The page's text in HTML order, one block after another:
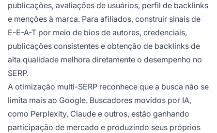
publicações, avaliações de usuários, perfil de backlinks
e menções à marca. Para afiliados, construir sinais de
E-E-A-T por meio de bios de autores, credenciais,
publicações consistentes e obtenção de backlinks de
alta qualidade melhora diretamente o desempenho no
SERP.
A otimização multi-SERP reconhece que a busca não se
limita mais ao Google. Buscadores movidos por IA,
como Perplexity, Claude e outros, estão ganhando
participação de mercado e produzindo seus próprios